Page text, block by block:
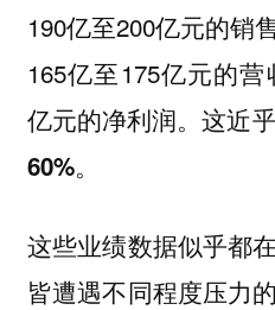
190亿至200亿元的销
165亿至175亿元的
亿元的净利润。这近
60%。
这些业绩数据似乎都
皆遭遇不同程度压力